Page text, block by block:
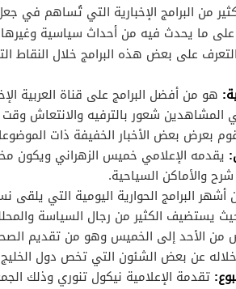
من البرامج الإخبارية التي تُساهم في
ما يحدث فيه من أحداث سياسية وغيرها
على بعض هذه البرامج خلال النقاط
: هو من أفضل البرامج على قناة العربية
شعور بالترفيه والانتعاش
بعرض بعض الأخبار الخفيفة ذات
: يقدمه الإعلامي خميس الزهراني
والأماكن السياحية.
أشهر البرامج الحوارية اليومية التي
يستضيف الكثير من رجال السياسة
من الأحد إلى الخميس وهو من تقديم
عن بعض الشئون التي تخص دول
: تقدمة الإعلامية نيكول تنوري وذلك